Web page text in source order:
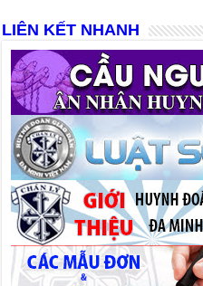
LIÊN KẾT NHANH